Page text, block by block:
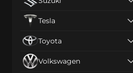
Tesla
Toyota
Volkswagen